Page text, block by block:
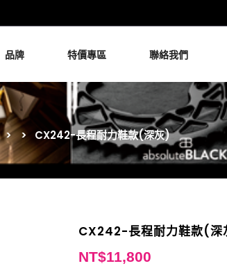
品牌 特價專區 聯絡我們
> > CX242-長程耐力鞋款(深灰)
CX242-長程耐力鞋款(深
NT$11,800